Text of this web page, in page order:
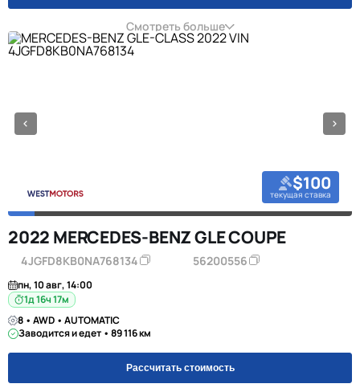
Смотреть больше
$100
текущая ставка
2022 MERCEDES-BENZ GLE COUPE
4JGFD8KB0NA768134 56200556
пн, 10 авг, 14:00
1д 16ч 17м
8 • AWD • AUTOMATIC
Заводится и едет • 89 116 км
Рассчитать стоимость